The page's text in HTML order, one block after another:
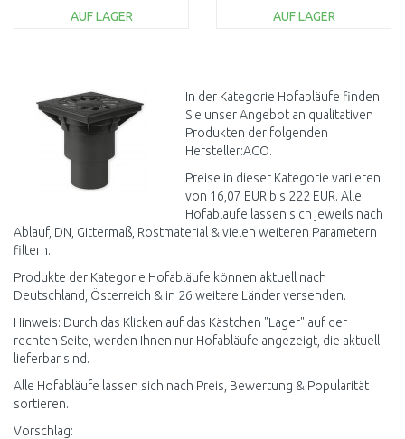
AUF LAGER
Vergleichen
AUF LAGER
Vergleichen
In der Kategorie Hofabläufe finden
Sie unser Angebot an qualitativen
Produkten der folgenden
Hersteller:ACO.
Preise in dieser Kategorie variieren
von 16,07 EUR bis 222 EUR. Alle
Hofabläufe lassen sich jeweils nach
Ablauf, DN, Gittermaß, Rostmaterial & vielen weiteren Parametern
filtern.
Produkte der Kategorie Hofabläufe können aktuell nach
Deutschland, Österreich & in 26 weitere Länder versenden.
Hinweis: Durch das Klicken auf das Kästchen "Lager" auf der
rechten Seite, werden Ihnen nur Hofabläufe angezeigt, die aktuell
lieferbar sind.
Alle Hofabläufe lassen sich nach Preis, Bewertung & Popularität
sortieren.
Vorschlag: